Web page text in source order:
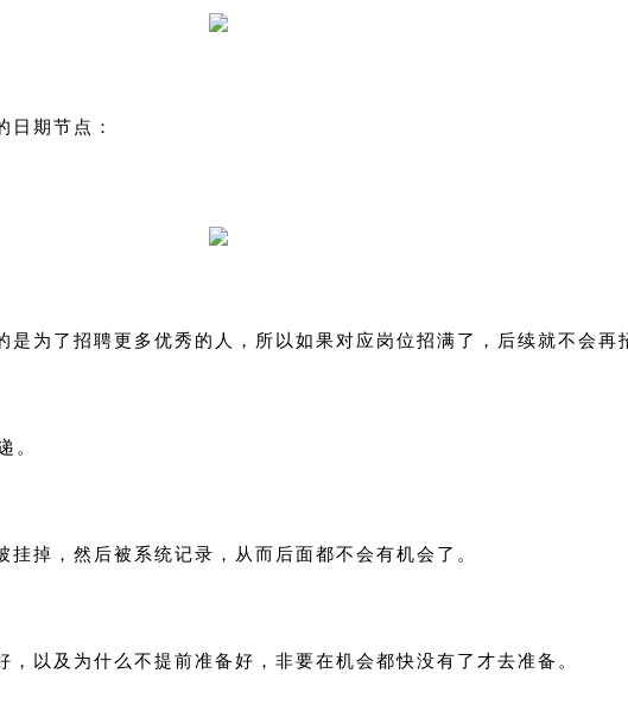
期节点：
为了招聘更多优秀的人，所以如果对应岗位招满了，后续就不会再
。
掉，然后被系统记录，从而后面都不会有机会了。
以及为什么不提前准备好，非要在机会都快没有了才去准备。